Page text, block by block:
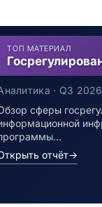
ТОП МАТЕРИАЛ
· Q3 2026
сферы
отчёт→